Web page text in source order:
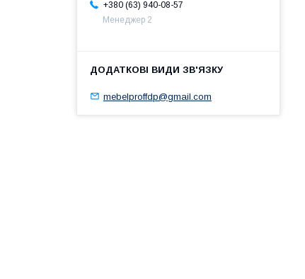
+380 (63) 940-08-57
Менеджер 2
mebelproffdp@gmail.com